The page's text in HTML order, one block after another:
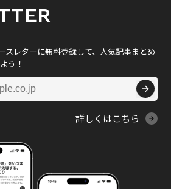
スレターに無料登録して、人気記事まとめ
う！
詳しくはこちら